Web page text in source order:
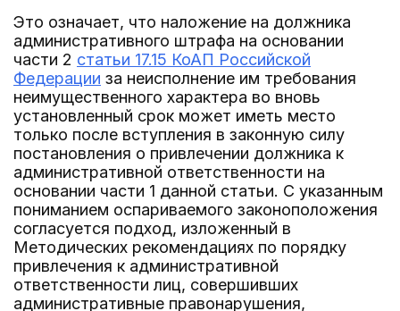
Это означает, что наложение на должника
административного штрафа на основании
части 2 статьи 17.15 КоАП Российской
Федерации за неисполнение им требования
неимущественного характера во вновь
установленный срок может иметь место
только после вступления в законную силу
постановления о привлечении должника к
административной ответственности на
основании части 1 данной статьи. С указанным
пониманием оспариваемого законоположения
согласуется подход, изложенный в
Методических рекомендациях по порядку
привлечения к административной
ответственности лиц, совершивших
административные правонарушения,